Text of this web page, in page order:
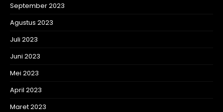
September 2023
Agustus 2023
Juli 2023
Juni 2023
Mei 2023
April 2023
Maret 2023